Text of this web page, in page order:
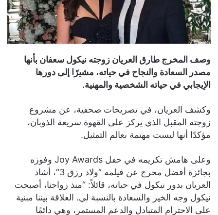
وصف المخرج طارق العريان زوجته نيكول سعفان بأنها
مصدر السعادة والنجاح في حياته، مشيرًا إلى دورها
الإيجابي في حياته الشخصية والمهنية.
وكشف العريان، في تصريحات صحفية، عن مشروع
زوجته المقبل الذي يركز على القهوة سريعة الذوبان،
مؤكدًا أنها ليست مهتمة بعالم التمثيل.
وعلى هامش تكريمه في حفل Joy Awards وفوزه
بجائزة أفضل مخرج عن فيلمه “ولاد رزق 3″، أشاد
العريان بدور نيكول في حياته، قائلاً: “منذ زواجنا، أصبحت
نيكول وجه الخير والسعادة بالنسبة لي. العلاقة بيننا مبنية
على الاحترام المتبادل والدعم المستمر، وهي دائمًا